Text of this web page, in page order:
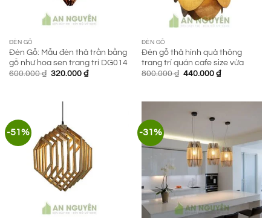
ĐÈN GỖ
Đèn Gỗ: Mẫu đèn thả trần bằng
gỗ như hoa sen trang trí DG014
600.000₫ Giá
320.000 ₫Giá
ĐÈN GỖ
Đèn gỗ thả hình quả thông
trang trí quán cafe size vừa
800.000₫ Giá
440.000 ₫Giá
-51% -31%